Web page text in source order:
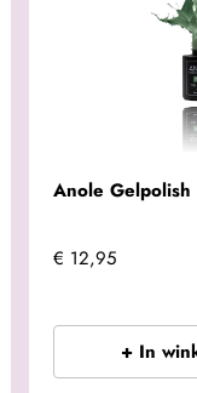
Anole Gelpolish
€ 12,95
+ In